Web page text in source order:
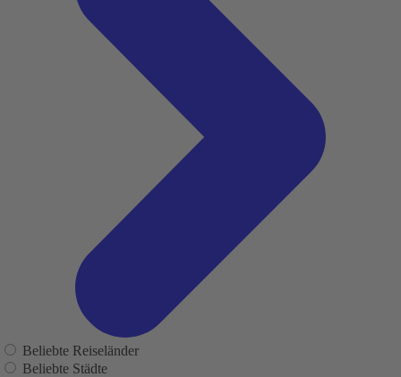
Beliebte Reiseländer
Beliebte Städte